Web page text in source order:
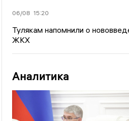
06/08 15:20
Тулякам напомнили о
ЖКХ
Аналитика